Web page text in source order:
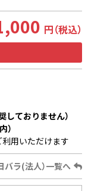
円（税込）
ておりません）
）
利用いただけます
バラ(法人）一覧へ